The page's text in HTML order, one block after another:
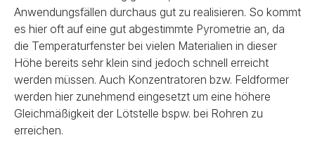
Anwendungsfällen durchaus gut zu realisieren. So kommt
es hier oft auf eine gut abgestimmte Pyrometrie an, da
die Temperaturfenster bei vielen Materialien in dieser
Höhe bereits sehr klein sind jedoch schnell erreicht
werden müssen. Auch Konzentratoren bzw. Feldformer
werden hier zunehmend eingesetzt um eine höhere
Gleichmäßigkeit der Lötstelle bspw. bei Rohren zu
erreichen.